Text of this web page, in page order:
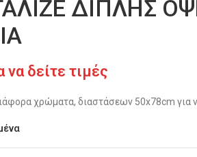
ΔΙΠΛΗΣ
να δείτε τιμές
χρώματα, διαστάσεων 50x78cm για